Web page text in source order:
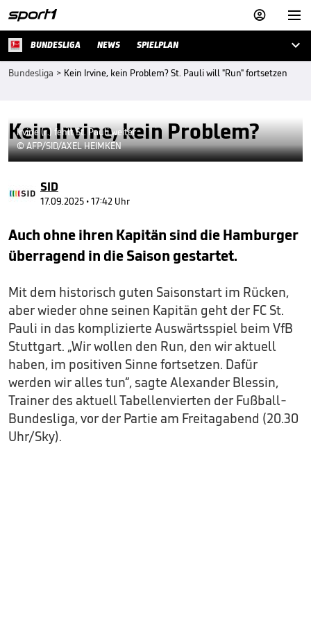


BUNDESLIGA NEWS SPIELPLAN 
Bundesliga > Kein Irvine, kein Problem? St. Pauli will "Run" fortsetzen
Kein Irvine, kein Problem?
Irvine (r.) fehlt St. Pauli weiter
© AFP/SID/AXEL HEIMKEN
SID
17.09.2025 • 17:42 Uhr
Auch ohne ihren Kapitän sind die Hamburger
überragend in die Saison gestartet.
Mit dem historisch guten Saisonstart im Rücken,
aber wieder ohne seinen Kapitän geht der FC St.
Pauli in das komplizierte Auswärtsspiel beim VfB
Stuttgart. „Wir wollen den Run, den wir aktuell
haben, im positiven Sinne fortsetzen. Dafür
werden wir alles tun“, sagte Alexander Blessin,
Trainer des aktuell Tabellenvierten der Fußball-
Bundesliga, vor der Partie am Freitagabend (20.30
Uhr/Sky).